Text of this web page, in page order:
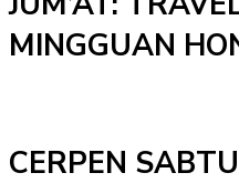
MINGGUAN
CERPEN SABTU